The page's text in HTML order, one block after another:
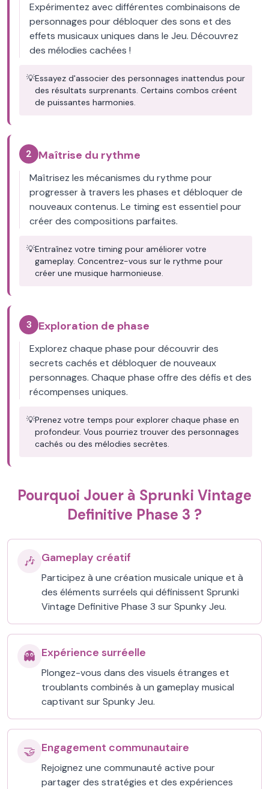
Expérimentez avec différentes combinaisons de
personnages pour débloquer des sons et des
effets musicaux uniques dans le Jeu. Découvrez
des mélodies cachées !
💡Essayez d'associer des personnages inattendus pour
des résultats surprenants. Certains combos créent
de puissantes harmonies.
2 Maîtrise du rythme
Maîtrisez les mécanismes du rythme pour
progresser à travers les phases et débloquer de
nouveaux contenus. Le timing est essentiel pour
créer des compositions parfaites.
💡Entraînez votre timing pour améliorer votre
gameplay. Concentrez-vous sur le rythme pour
créer une musique harmonieuse.
3 Exploration de phase
Explorez chaque phase pour découvrir des
secrets cachés et débloquer de nouveaux
personnages. Chaque phase offre des défis et des
récompenses uniques.
💡Prenez votre temps pour explorer chaque phase en
profondeur. Vous pourriez trouver des personnages
cachés ou des mélodies secrètes.
Pourquoi Jouer à Sprunki Vintage
Definitive Phase 3 ?
🎶 Gameplay créatif
Participez à une création musicale unique et à
des éléments surréels qui définissent Sprunki
Vintage Definitive Phase 3 sur Spunky Jeu.
👻 Expérience surréelle
Plongez-vous dans des visuels étranges et
troublants combinés à un gameplay musical
captivant sur Spunky Jeu.
🤝 Engagement communautaire
Rejoignez une communauté active pour
partager des stratégies et des expériences